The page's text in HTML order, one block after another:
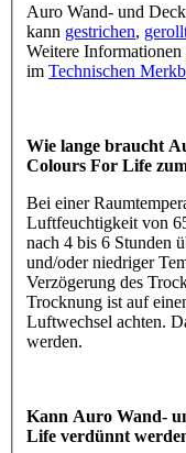
Auro Wand- und
kann gestrichen,
Weitere
im Technischen
Wie lange braucht
Colours For Life
Bei einer
Luftfeuchtigkeit von
nach 4 bis 6 Stunden
und/oder niedriger
Verzögerung des
Trocknung ist auf
Luftwechsel achten.
werden.
Kann Auro Wand-
Life verdünnt